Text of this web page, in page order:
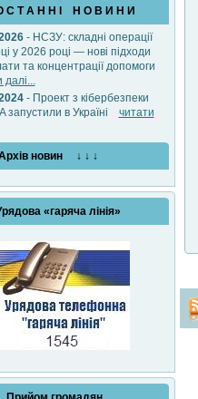
С Т А Н Н І Н О В И Н И
- НСЗУ: складні операції
у 2026 році — нові підходи
та концентрації допомоги
далі...
- Проект з кібербезпеки
запустили в Україні читати
новин ↓ ↓ ↓
«гаряча лінія»